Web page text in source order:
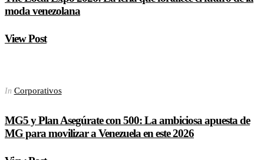
moda venezolana
View Post
In Corporativos
MG5 y Plan Asegúrate con 500: La ambiciosa apuesta de
MG para movilizar a Venezuela en este 2026